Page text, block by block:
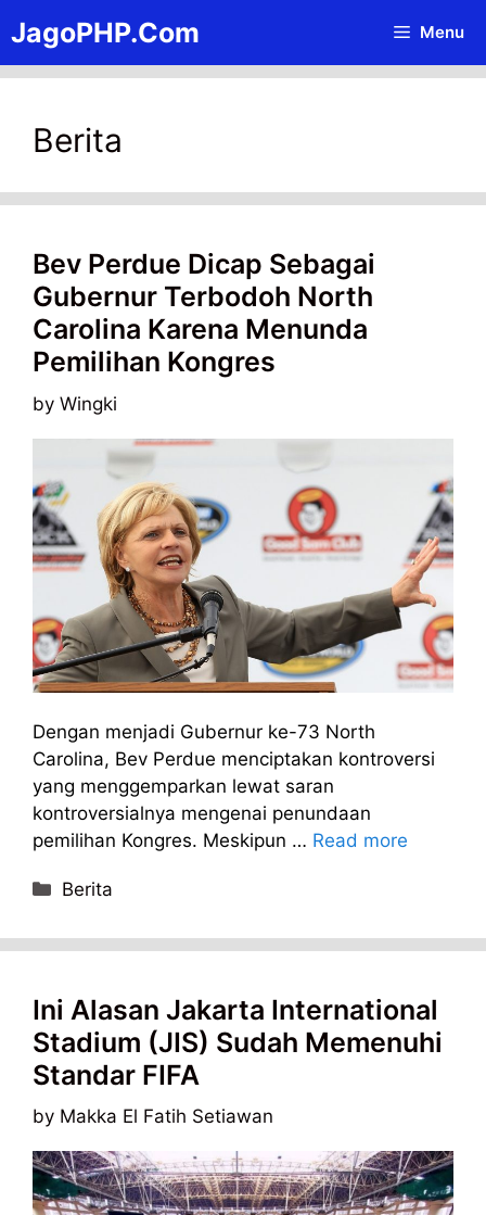
to
content
JagoPHP.Com Menu
Berita
Bev Perdue Dicap Sebagai
Gubernur Terbodoh North
Carolina Karena Menunda
Pemilihan Kongres
by Wingki
Dengan menjadi Gubernur ke-73 North
Carolina, Bev Perdue menciptakan kontroversi
yang menggemparkan lewat saran
kontroversialnya mengenai penundaan
pemilihan Kongres. Meskipun … Read more
Categories
Berita
Ini Alasan Jakarta International
Stadium (JIS) Sudah Memenuhi
Standar FIFA
by Makka El Fatih Setiawan